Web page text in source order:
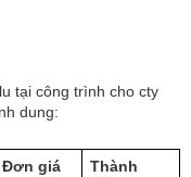
tại công trình cho cty
dung:
Đơn giá
Thành